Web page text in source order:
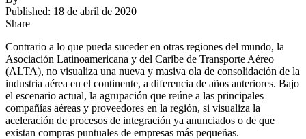
Published: 18 de abril de 2020
Share
Contrario a lo que pueda suceder en otras regiones del mundo, la
Asociación Latinoamericana y del Caribe de Transporte Aéreo
(ALTA), no visualiza una nueva y masiva ola de consolidación de la
industria aérea en el continente, a diferencia de años anteriores. Bajo
el escenario actual, la agrupación que reúne a las principales
compañías aéreas y proveedores en la región, si visualiza la
aceleración de procesos de integración ya anunciados o de que
existan compras puntuales de empresas más pequeñas.